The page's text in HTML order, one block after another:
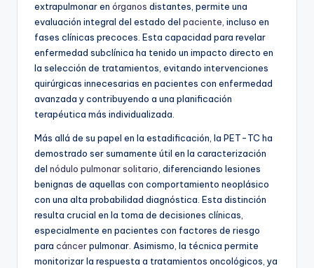
extrapulmonar en órganos distantes, permite una
evaluación integral del estado del paciente, incluso en
fases clínicas precoces. Esta capacidad para revelar
enfermedad subclínica ha tenido un impacto directo en
la selección de tratamientos, evitando intervenciones
quirúrgicas innecesarias en pacientes con enfermedad
avanzada y contribuyendo a una planificación
terapéutica más individualizada.
Más allá de su papel en la estadificación, la PET-TC ha
demostrado ser sumamente útil en la caracterización
del nódulo pulmonar solitario, diferenciando lesiones
benignas de aquellas con comportamiento neoplásico
con una alta probabilidad diagnóstica. Esta distinción
resulta crucial en la toma de decisiones clínicas,
especialmente en pacientes con factores de riesgo
para cáncerpulmonar. Asimismo, la técnica permite
monitorizar la respuesta a tratamientos oncológicos, ya